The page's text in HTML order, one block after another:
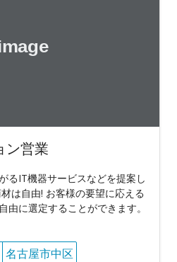
ン営業
るIT機器サービスなどを提案し
は自由! お客様の要望に応える
由に選定することができます。
名古屋市中区